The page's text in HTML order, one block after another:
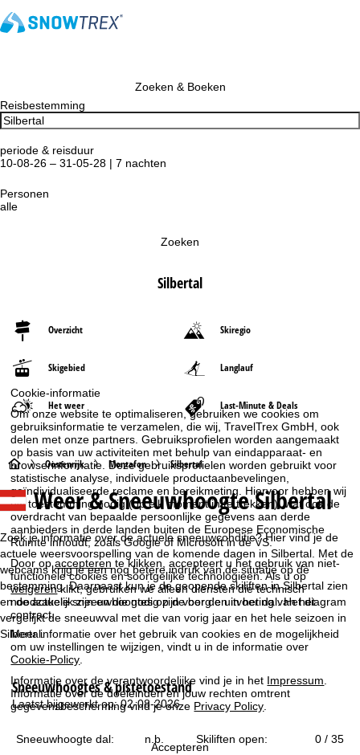
Cookie-informatie
Om onze website te optimaliseren, gebruiken we cookies om
gebruiksinformatie te verzamelen, die wij, TravelTrex GmbH, ook
delen met onze partners. Gebruiksprofielen worden aangemaakt
op basis van uw activiteiten met behulp van eindapparaat- en
browserinformatie. Deze gebruiksprofielen worden gebruikt voor
statistische analyse, individuele productaanbevelingen,
geïndividualiseerde reclame en bereikmeting. Hiervoor hebben wij
uw toestemming nodig (op elk moment in te trekken), wat ook de
overdracht van bepaalde persoonlijke gegevens aan derde
aanbieders in derde landen buiten de Europese Economische
Ruimte inhoudt, zoals Google of Microsoft in de VS.
Door opaccepteren te klikken, accepteert u het gebruik van niet-
functionele cookies en soortgelijke technologieën. Als u op
weigerenklikt, gebruiken we alleen diensten die technisch
noodzakelijk zijn en die nodig zijn voor de uitvoering van het
contract.
Meer informatie over het gebruik van cookies en de mogelijkheid
om uw instellingen te wijzigen, vindt u in de informatie over
Cookie-Policy
Informatie over de verantwoordelijke vind je in het Impressum
Informatie over de doeleinden en jouw rechten omtrent
gegevensbescherming vind je onze Privacy Policy
Accepteren
Zoeken & Boeken
Reisbestemming
periode & reisduur
10-08-26 – 31-05-28 | 7 nachten
Personen
alle
Zoeken
Silbertal
Overzicht Skiregio
Skigebied Langlauf
Het weer Last-Minute & Deals
S
t
a
r
t
p
a
g
Oostenrijk Montafon Silbertal
Weer & Sneeuwhoogte Silbertal
Zoek je informatie over de actuele sneeuwconditie? Hier vind je de
actuele weersvoorspelling van de komende dagen in Silbertal. Met de
webcams krijg je een nog betere indruk van de situatie op de
bestemming. Daarnaast kun je de geopende skiliften in Silbertal zien
en de actuele sneeuwhoogtes op de berg en in het dal. Het diagram
vergelijkt de sneeuwval met die van vorig jaar en het hele seizoen in
Silbertal.
Sneeuwhoogtes & pistetoestand
Laatst bijgewerkt op: 02-08-2026
Sneeuwhoogte dal: n.b. Skiliften open: 0 / 35